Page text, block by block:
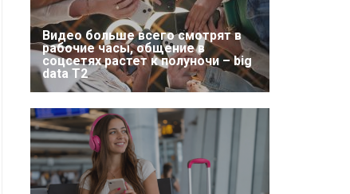
Видео больше всего смотрят в
рабочие часы, общение в
соцсетях растет к полуночи – big
data T2